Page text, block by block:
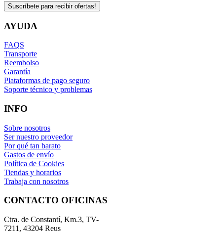
Suscríbete para recibir ofertas!
AYUDA
FAQS
Transporte
Reembolso
Garantía
Plataformas de pago seguro
Soporte técnico y problemas
INFO
Sobre nosotros
Ser nuestro proveedor
Por qué tan barato
Gastos de envío
Política de Cookies
Tiendas y horarios
Trabaja con nosotros
CONTACTO OFICINAS
Ctra. de Constantí, Km.3, TV-
7211, 43204 Reus